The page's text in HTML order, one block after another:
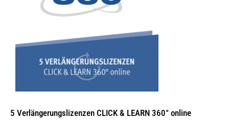
5 Verlängerungs­lizenzen CLICK & LEARN 360° online